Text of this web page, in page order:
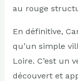
au rouge
En définitive,
qu’un simple
Loire. C’est un
découvert et